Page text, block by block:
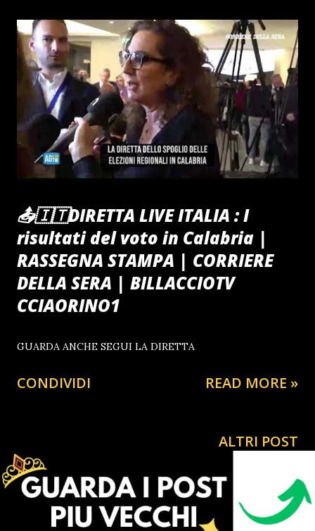
📤🇮🇹DIRETTA LIVE ITALIA : I
risultati del voto in Calabria |
RASSEGNA STAMPA | CORRIERE
DELLA SERA | BILLACCIOTV
CCIAORINO1
GUARDA ANCHE SEGUI LA DIRETTA
CONDIVIDI READ MORE »
ALTRI POST